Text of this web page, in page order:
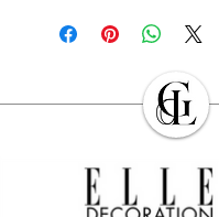
Les Produits commandés
l’adresse indiquée par
Sauf cas de force majeure
périodes de fermeture
Produits en stock sont
sept (7) jours suivant la date